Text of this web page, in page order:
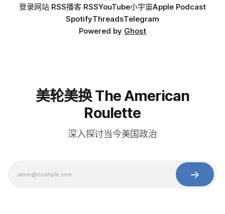
登录网站 RSS播客 RSSYouTube小宇宙Apple Podcast
SpotifyThreadsTelegram
Powered by Ghost
美轮美换 The American
Roulette
深入探讨当今美国政治